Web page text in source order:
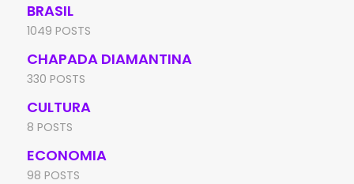
BRASIL
1049 POSTS
CHAPADA DIAMANTINA
330 POSTS
CULTURA
8 POSTS
ECONOMIA
98 POSTS